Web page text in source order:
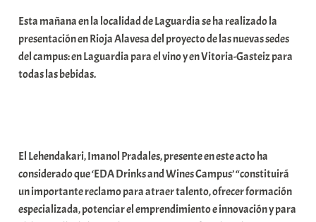
n
i
t
a
Esta mañana en la localidad de Laguardia se ha realizado la
presentación en Rioja Alavesa del proyecto de las nuevas sedes
del campus: en Laguardia para el vino y en Vitoria-Gasteiz para
todas las bebidas.
El Lehendakari, Imanol Pradales, presente en este acto ha
considerado que ‘EDA Drinks and Wines Campus’ “constituirá
un importante reclamo para atraer talento, ofrecer formación
especializada, potenciar el emprendimiento e innovación y para